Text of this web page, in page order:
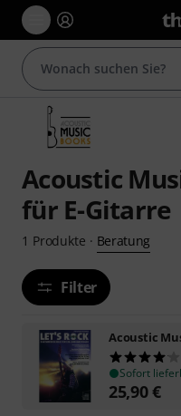
Acoustic
für E-Gitarre
1 Produkte · Beratung
Filter
Acoustic
Sofort
25,90€